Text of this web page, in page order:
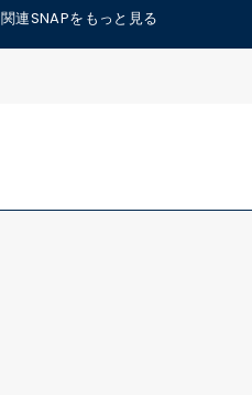
関連SNAPをもっと見る